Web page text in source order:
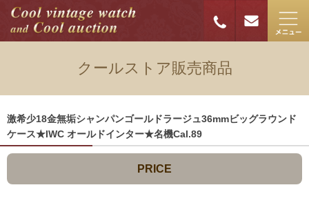
クールストア販売商品
激希少18金無垢シャンパンゴールドラージュ36mmビッグラウンド
ケース★IWC オールドインター★名機Cal.89
PRICE